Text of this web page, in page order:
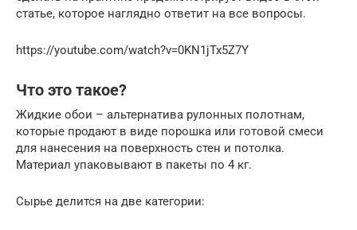
статье, которое наглядно ответит на все вопросы.
https://youtube.com/watch?v=0KN1jTx5Z7Y
Что это такое?
Жидкие обои – альтернатива рулонных полотнам,
которые продают в виде порошка или готовой смеси
для нанесения на поверхность стен и потолка.
Материал упаковывают в пакеты по 4 кг.
Сырье делится на две категории: